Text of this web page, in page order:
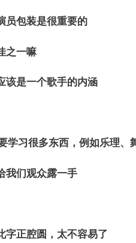
员包装是很重要的
之一嘛
该是一个歌手的内涵
学习很多东西，例如乐理、
我们观众露一手
字正腔圆，太不容易了